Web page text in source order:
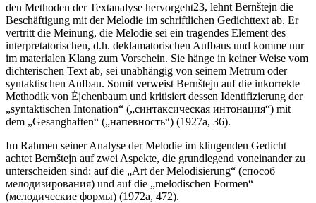
den Methoden der Textanalyse hervorgeht23, lehnt Bernštejn die
Beschäftigung mit der Melodie im schriftlichen Gedichttext ab. Er
vertritt die Meinung, die Melodie sei ein tragendes Element des
interpretatorischen, d.h. deklamatorischen Aufbaus und komme nur
im materialen Klang zum Vorschein. Sie hänge in keiner Weise vom
dichterischen Text ab, sei unabhängig von seinem Metrum oder
syntaktischen Aufbau. Somit verweist Bernštejn auf die inkorrekte
Methodik von Ėjchenbaum und kritisiert dessen Identifizierung der
„syntaktischen Intonation“ („синтаксическая интонация“) mit
dem „Gesanghaften“ („напевность“) (1927a, 36).
Im Rahmen seiner Analyse der Melodie im klingenden Gedicht
achtet Bernštejn auf zwei Aspekte, die grundlegend voneinander zu
unterscheiden sind: auf die „Art der Melodisierung“ (способ
мелодизирования) und auf die „melodischen Formen“
(мелодические формы) (1972a, 472).